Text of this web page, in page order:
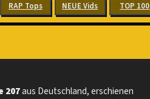
RAP Tops NEUE Vids TOP 100
207aus Deutschland, erschienen